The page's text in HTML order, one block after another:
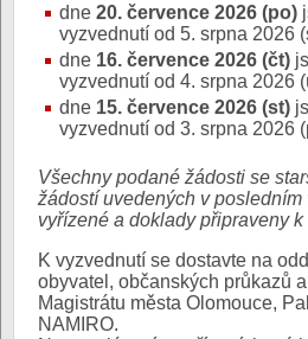
dne 20. července 2026 (po)
vyzvednutí od 5. srpna 2026
dne 16. července 2026 (čt)
vyzvednutí od 4. srpna 2026
dne 15. července 2026 (st)
vyzvednutí od 3. srpna 2026
Všechny podané žádosti se
žádostí uvedených v
vyřízené a doklady připraveny k
K vyzvednutí se dostavte na
obyvatel, občanských průkazů
Magistrátu města Olomouce,
NAMIRO.